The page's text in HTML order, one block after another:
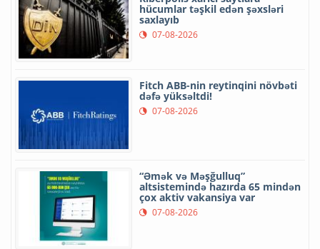
hücumlar təşkil edən şəxsləri
saxlayıb
07-08-2026
Fitch ABB-nin reytinqini növbəti
dəfə yüksəltdi!
07-08-2026
“Əmək və Məşğulluq”
altsistemində hazırda 65 mindən
çox aktiv vakansiya var
07-08-2026